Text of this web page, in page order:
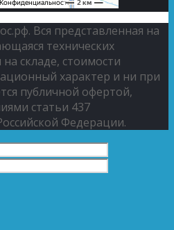
Вся представленная на
технических
складе, стоимости
характер и ни при
публичной офертой,
статьи 437
Федерации.